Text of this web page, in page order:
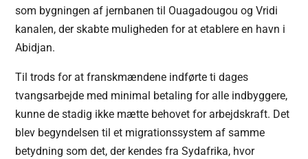
som bygningen af jernbanen til Ouagadougou og Vridi
kanalen, der skabte muligheden for at etablere en havn i
Abidjan.
Til trods for at franskmændene indførte ti dages
tvangsarbejde med minimal betaling for alle indbyggere,
kunne de stadig ikke mætte behovet for arbejdskraft. Det
blev begyndelsen til et migrationssystem af samme
betydning som det, der kendes fra Sydafrika, hvor